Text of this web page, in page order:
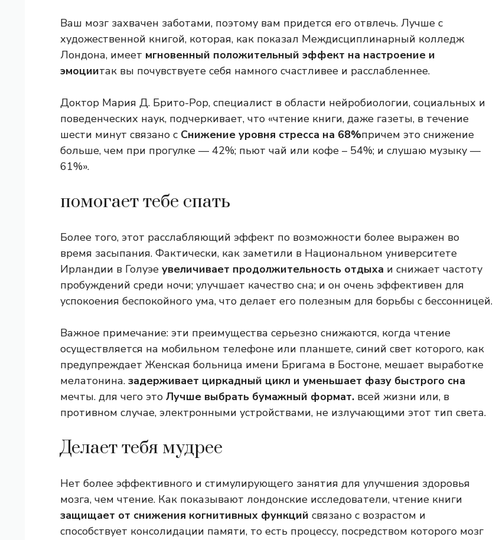
Ваш мозг захвачен заботами, поэтому вам придется его отвлечь. Лучше с
художественной книгой, которая, как показал Междисциплинарный колледж
Лондона, имеет мгновенный положительный эффект на настроение и
эмоциитак вы почувствуете себя намного счастливее и расслабленнее.
Доктор Мария Д. Брито-Рор, специалист в области нейробиологии, социальных и
поведенческих наук, подчеркивает, что «чтение книги, даже газеты, в течение
шести минут связано с Снижение уровня стресса на 68%причем это снижение
больше, чем при прогулке — 42%; пьют чай или кофе – 54%; и слушаю музыку —
61%».
помогает тебе спать
Более того, этот расслабляющий эффект по возможности более выражен во
время засыпания. Фактически, как заметили в Национальном университете
Ирландии в Голуэе увеличивает продолжительность отдыха и снижает частоту
пробуждений среди ночи; улучшает качество сна; и он очень эффективен для
успокоения беспокойного ума, что делает его полезным для борьбы с бессонницей.
Важное примечание: эти преимущества серьезно снижаются, когда чтение
осуществляется на мобильном телефоне или планшете, синий свет которого, как
предупреждает Женская больница имени Бригама в Бостоне, мешает выработке
мелатонина. задерживает циркадный цикл и уменьшает фазу быстрого сна
мечты. для чего это Лучше выбрать бумажный формат. всей жизни или, в
противном случае, электронными устройствами, не излучающими этот тип света.
Делает тебя мудрее
Нет более эффективного и стимулирующего занятия для улучшения здоровья
мозга, чем чтение. Как показывают лондонские исследователи, чтение книги
защищает от снижения когнитивных функций связано с возрастом и
способствует консолидации памяти, то есть процессу, посредством которого мозг